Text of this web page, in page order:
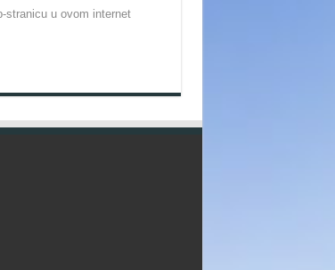
stranicu u ovom internet